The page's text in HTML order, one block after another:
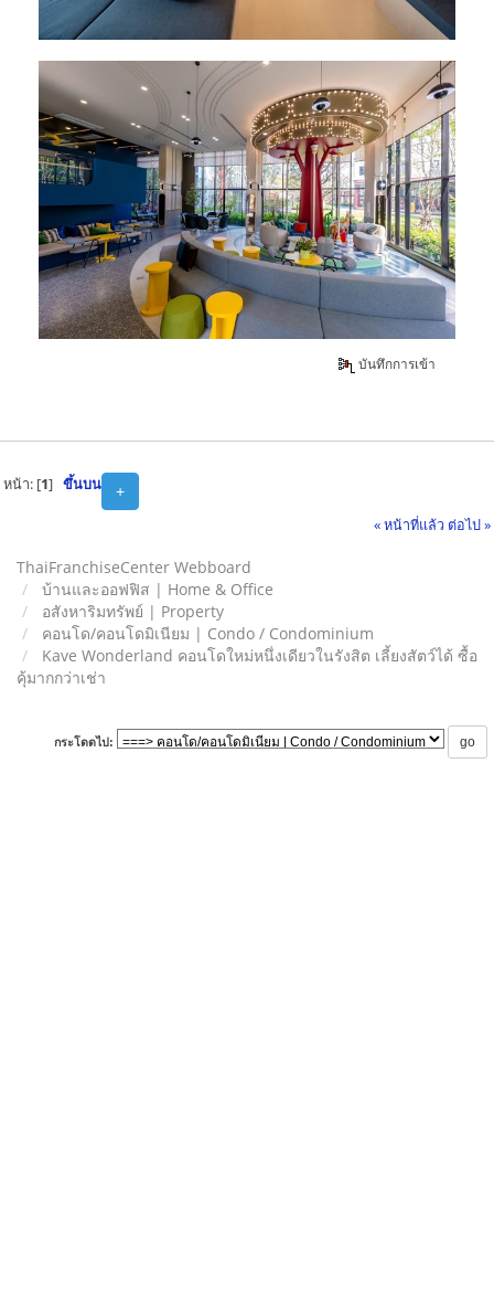
บันทึกการเข้า
+
หน้า: [1] ขึ้นบน
« หน้าที่แล้ว ต่อไป »
ThaiFranchiseCenter Webboard
บ้านและออฟฟิส | Home & Office
อสังหาริมทรัพย์ | Property
คอนโด/คอนโดมิเนียม | Condo / Condominium
Kave Wonderland คอนโดใหม่หนึ่งเดียวในรังสิต เลี้ยงสัตว์ได้ ซื้อ
คุ้มากกว่าเช่า
กระโดดไป: